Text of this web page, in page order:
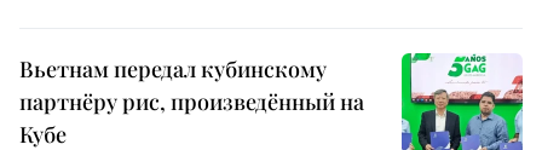
Вьетнам передал кубинскому
партнёру рис, произведённый на
Кубе